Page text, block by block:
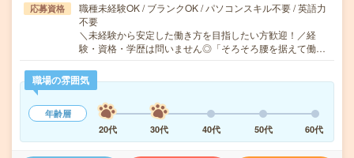
応募資格
職種未経験OK / ブランクOK / パソコンスキル不要 / 英語力
不要
＼未経験から安定した働き方を目指したい方歓迎！／経
験・資格・学歴は問いません◎「そろそろ腰を据えて働…
職場の雰囲気
年齢層
20代
30代 40代 50代 60代